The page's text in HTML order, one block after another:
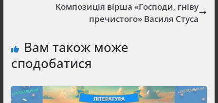
Композиція вірша «Господи, гніву
пречистого» Василя Стуса
Вам також може
сподобатися